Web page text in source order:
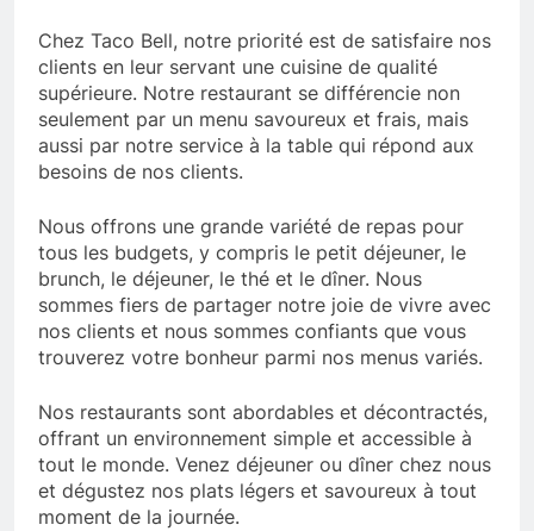
Chez Taco Bell, notre priorité est de satisfaire nos
clients en leur servant une cuisine de qualité
supérieure. Notre restaurant se différencie non
seulement par un menu savoureux et frais, mais
aussi par notre service à la table qui répond aux
besoins de nos clients.
Nous offrons une grande variété de repas pour
tous les budgets, y compris le petit déjeuner, le
brunch, le déjeuner, le thé et le dîner. Nous
sommes fiers de partager notre joie de vivre avec
nos clients et nous sommes confiants que vous
trouverez votre bonheur parmi nos menus variés.
Nos restaurants sont abordables et décontractés,
offrant un environnement simple et accessible à
tout le monde. Venez déjeuner ou dîner chez nous
et dégustez nos plats légers et savoureux à tout
moment de la journée.